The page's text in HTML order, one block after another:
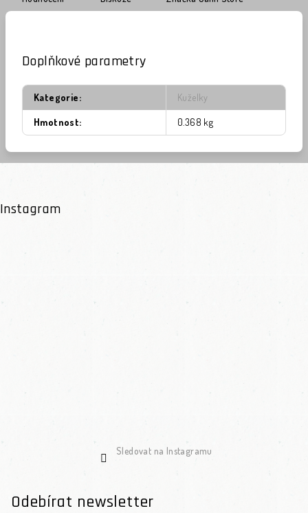
Doplňkové parametry
Kategorie: Kuželky
Hmotnost: 0.368 kg
Instagram
Sledovat na Instagramu
Odebírat newsletter